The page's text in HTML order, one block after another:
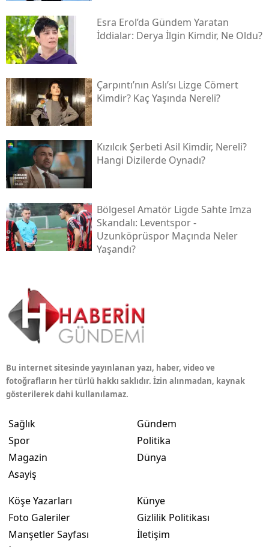
Esra Erol’da Gündem Yaratan
İddialar: Derya İlgin Kimdir, Ne Oldu?
Çarpıntı’nın Aslı’sı Lizge Cömert
Kimdir? Kaç Yaşında Nereli?
Kızılcık Şerbeti Asil Kimdir, Nereli?
Hangi Dizilerde Oynadı?
Bölgesel Amatör Ligde Sahte Imza
Skandalı: Leventspor -
Uzunköprüspor Maçında Neler
Yaşandı?
Bu internet sitesinde yayınlanan yazı, haber, video ve
fotoğrafların her türlü hakkı saklıdır. İzin alınmadan, kaynak
gösterilerek dahi kullanılamaz.
Sağlık
Spor
Magazin
Asayiş
Gündem
Politika
Dünya
Köşe Yazarları
Foto Galeriler
Manşetler Sayfası
Künye
Gizlilik Politikası
İletişim